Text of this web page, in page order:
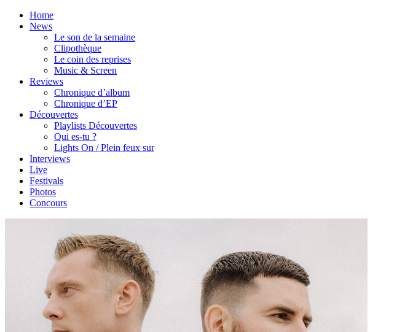
Home
News
Le son de la semaine
Clipothèque
Le coin des reprises
Music & Screen
Reviews
Chronique d’album
Chronique d’EP
Découvertes
Playlists Découvertes
Qui es-tu ?
Lights On / Plein feux sur
Interviews
Live
Festivals
Photos
Concours